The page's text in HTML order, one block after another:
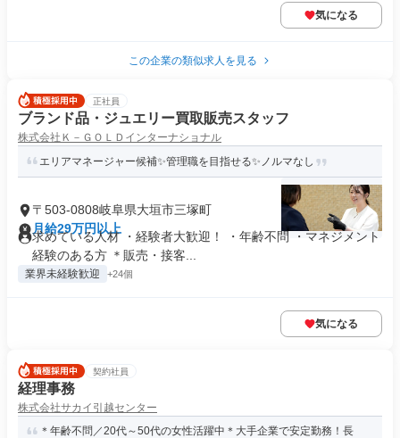
気になる
この企業の類似求人を見る
正社員
ブランド品・ジュエリー買取販売スタッフ
株式会社Ｋ－ＧＯＬＤインターナショナル
エリアマネージャー候補✨管理職を目指せる✨ノルマなし
〒503-0808岐阜県大垣市三塚町
月給29万円以上
求めている人材 ・経験者大歓迎！ ・年齢不問 ・マネジメント
経験のある方 ＊販売・接客...
業界未経験歓迎 +24個
気になる
契約社員
経理事務
株式会社サカイ引越センター
＊年齢不問／20代～50代の女性活躍中＊大手企業で安定勤務！長